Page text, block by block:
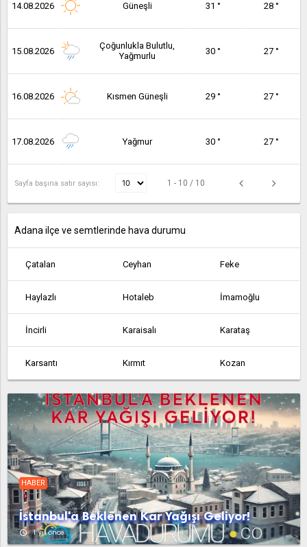
14.08.2026 Güneşli 31 ° 28 °
15.08.2026
Çoğunlukla Bulutlu,
Yağmurlu
30 ° 27 °
16.08.2026 Kısmen Güneşli 29 ° 27 °
17.08.2026 Yağmur 30 ° 27 °
Sayfa başına satır sayısı: 1 - 10 / 10
Adana ilçe ve semtlerinde hava durumu
Çatalan Ceyhan Feke
Haylazlı Hotaleb İmamoğlu
İncirli Karaisalı Karataş
Karsantı Kırmıt Kozan
Kurtkulağı Mercimek Pozantı
Sağkaya Saimbeyli Seyhan
Tufanbeyli Yakapınar Yumurtalık
Çatalan Ceyhan Feke
Haylazlı Hotaleb İmamoğlu
HABER
İstanbul'a Beklenen Kar Yağışı Geliyor!
access_time 1 yıl önce